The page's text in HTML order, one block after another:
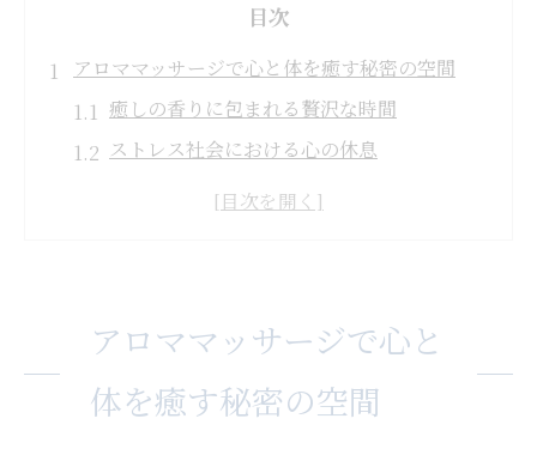
目次
アロママッサージで心と体を癒す秘密の空間
癒しの香りに包まれる贅沢な時間
ストレス社会における心の休息
アロマオイルの選び方と効果
アロママッサージ専門店が提供する至福の時間
とは
アロママッサージで心と
体を癒す秘密の空間